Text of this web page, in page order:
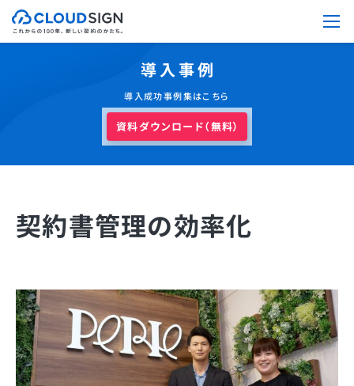
導入事例
導入成功事例集はこちら
資料ダウンロード（無料）
契約書管理の効率化